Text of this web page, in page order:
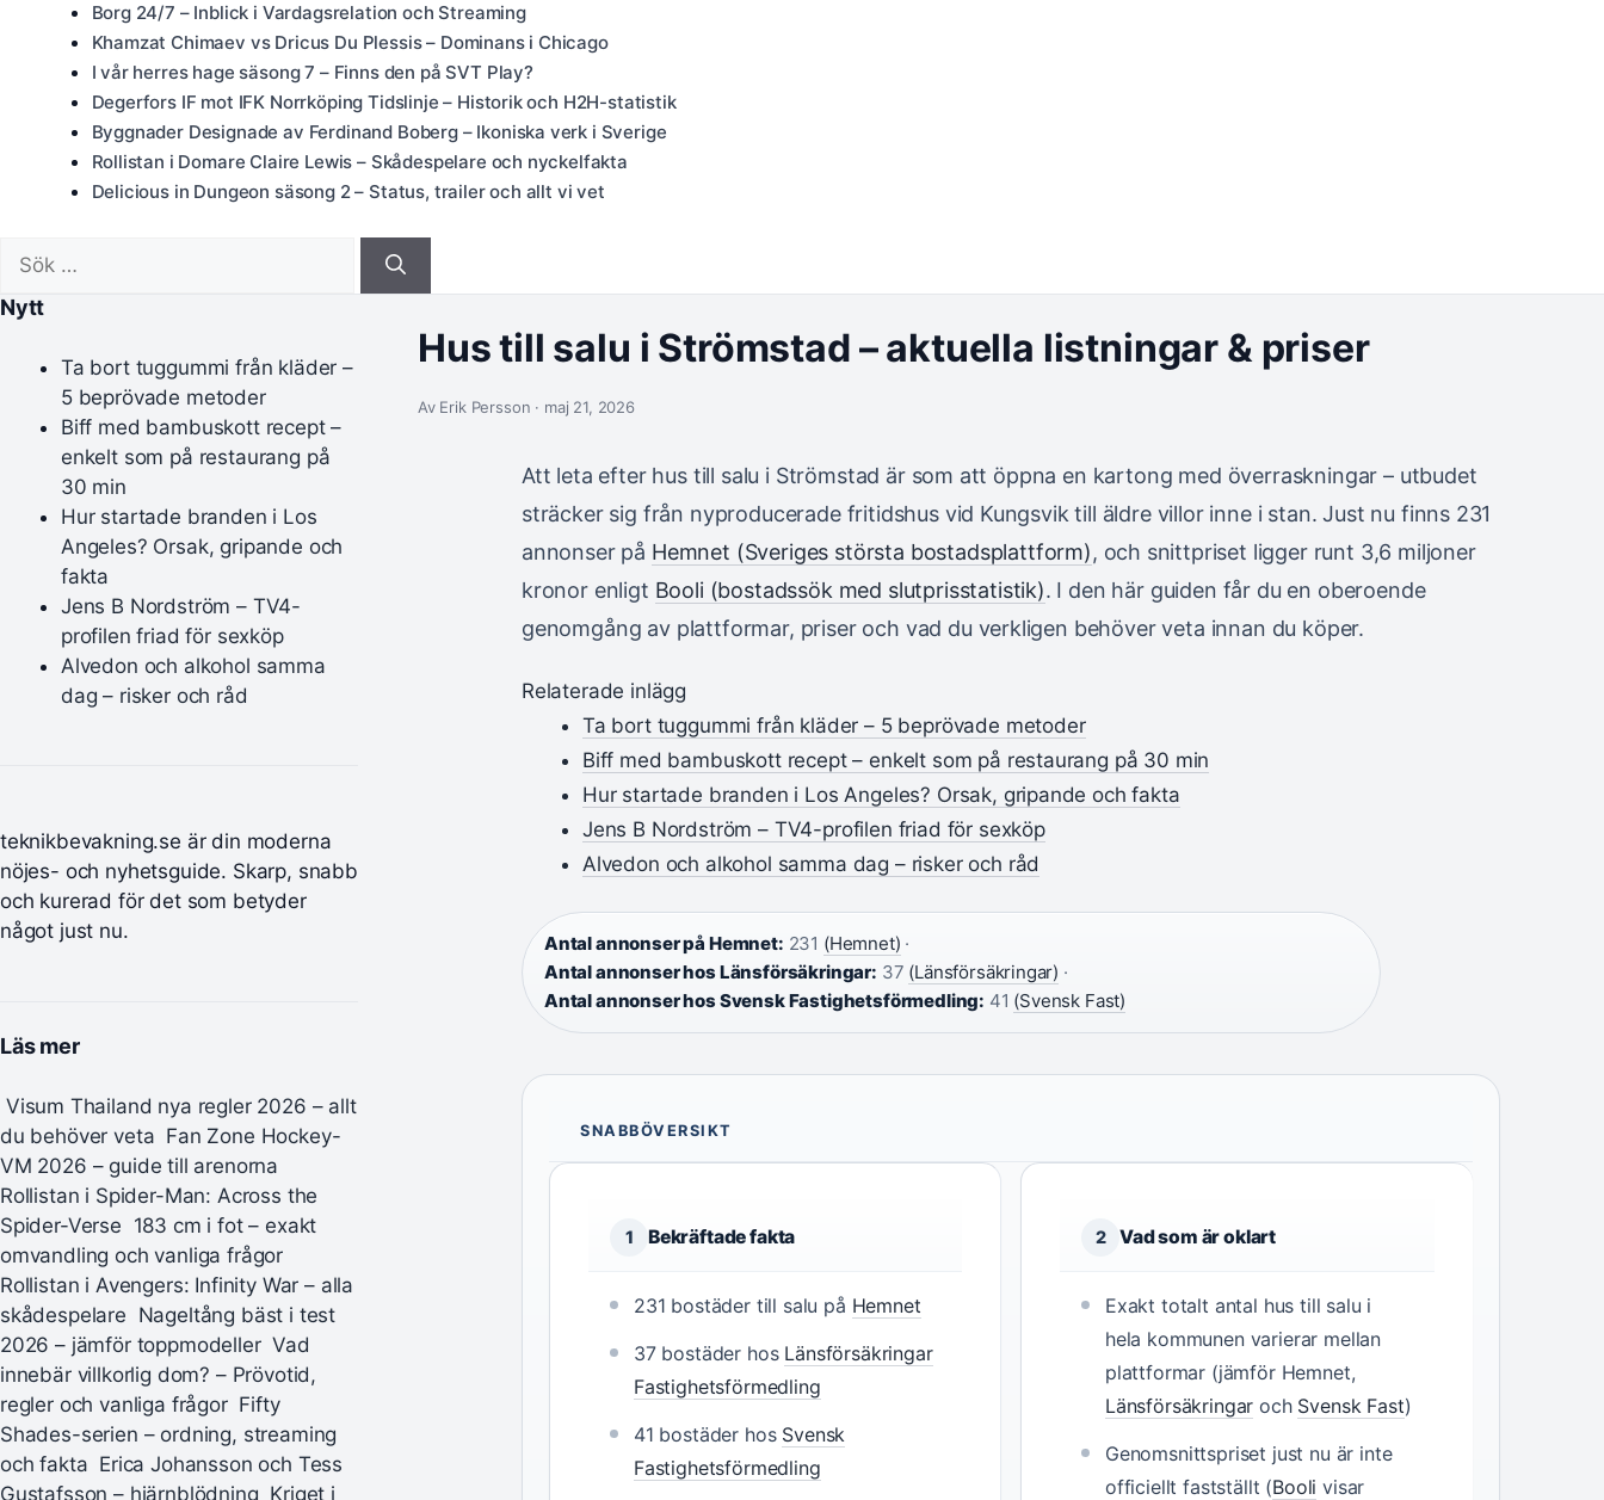
Borg 24/7 – Inblick i Vardagsrelation och Streaming
Khamzat Chimaev vs Dricus Du Plessis – Dominans i Chicago
I vår herres hage säsong 7 – Finns den på SVT Play?
Degerfors IF mot IFK Norrköping Tidslinje – Historik och H2H-statistik
Byggnader Designade av Ferdinand Boberg – Ikoniska verk i Sverige
Rollistan i Domare Claire Lewis – Skådespelare och nyckelfakta
Delicious in Dungeon säsong 2 – Status, trailer och allt vi vet
efter:
Hus till salu i Strömstad – aktuella listningar & priser
Av Erik Persson · maj 21, 2026
Att leta efter hus till salu i Strömstad är som att öppna en kartong med överraskningar – utbudet
sträcker sig från nyproducerade fritidshus vid Kungsvik till äldre villor inne i stan. Just nu finns 231
annonser på Hemnet (Sveriges största bostadsplattform), och snittpriset ligger runt 3,6 miljoner
kronor enligt Booli (bostadssök med slutprisstatistik). I den här guiden får du en oberoende
genomgång av plattformar, priser och vad du verkligen behöver veta innan du köper.
Relaterade inlägg
Ta bort tuggummi från kläder – 5 beprövade metoder
Biff med bambuskott recept – enkelt som på restaurang på 30 min
Hur startade branden i Los Angeles? Orsak, gripande och fakta
Jens B Nordström – TV4-profilen friad för sexköp
Alvedon och alkohol samma dag – risker och råd
Antal annonser på Hemnet: 231 (Hemnet) ·
Antal annonser hos Länsförsäkringar: 37 (Länsförsäkringar) ·
Antal annonser hos Svensk Fastighetsförmedling: 41 (Svensk Fast)
SNABBÖVERSIKT
1 Bekräftade fakta
231 bostäder till salu på Hemnet
37 bostäder hos Länsförsäkringar
Fastighetsförmedling
41 bostäder hos Svensk
Fastighetsförmedling
2 Vad som är oklart
Exakt totalt antal hus till salu i
hela kommunen varierar mellan
plattformar (jämför Hemnet,
Länsförsäkringar och Svensk Fast)
Genomsnittspriset just nu är inte
officiellt fastställt (Booli visar
Nytt
Ta bort tuggummi från kläder –
5 beprövade metoder
Biff med bambuskott recept –
enkelt som på restaurang på
30 min
Hur startade branden i Los
Angeles? Orsak, gripande och
fakta
Jens B Nordström – TV4-
profilen friad för sexköp
Alvedon och alkohol samma
dag – risker och råd
teknikbevakning.se är din moderna
nöjes- och nyhetsguide. Skarp, snabb
och kurerad för det som betyder
något just nu.
Läs mer
Visum Thailand nya regler 2026 – allt
du behöver veta Fan Zone Hockey-
VM 2026 – guide till arenorna
Rollistan i Spider-Man: Across the
Spider-Verse 183 cm i fot – exakt
omvandling och vanliga frågor
Rollistan i Avengers: Infinity War – alla
skådespelare Nageltång bäst i test
2026 – jämför toppmodeller Vad
innebär villkorlig dom? – Prövotid,
regler och vanliga frågor Fifty
Shades-serien – ordning, streaming
och fakta Erica Johansson och Tess
Gustafsson – hjärnblödning Kriget i